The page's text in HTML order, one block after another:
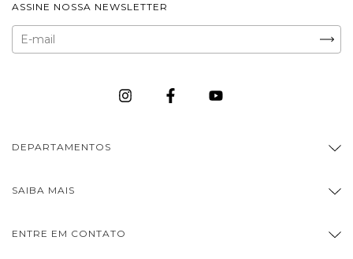
ASSINE NOSSA NEWSLETTER
DEPARTAMENTOS
SAIBA MAIS
ENTRE EM CONTATO